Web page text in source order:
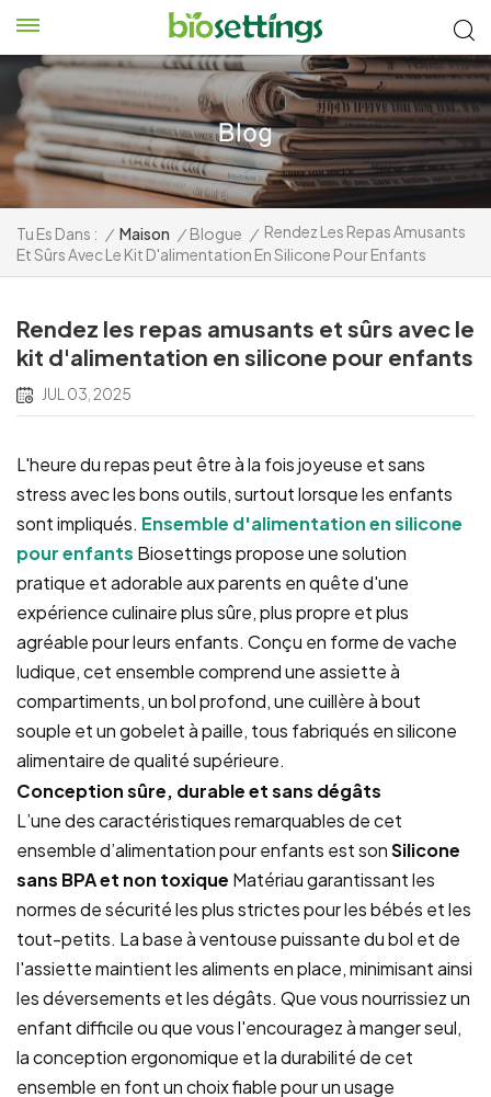
Tu Es Dans : / Maison / Blogue / Rendez Les Repas Amusants
Et Sûrs Avec Le Kit D'alimentation En Silicone Pour Enfants
Rendez les repas amusants et sûrs avec le
kit d'alimentation en silicone pour enfants
JUL 03, 2025
L'heure du repas peut être à la fois joyeuse et sans
stress avec les bons outils, surtout lorsque les enfants
sont impliqués. Ensemble d'alimentation en silicone
pour enfants Biosettings propose une solution
pratique et adorable aux parents en quête d'une
expérience culinaire plus sûre, plus propre et plus
agréable pour leurs enfants. Conçu en forme de vache
ludique, cet ensemble comprend une assiette à
compartiments, un bol profond, une cuillère à bout
souple et un gobelet à paille, tous fabriqués en silicone
alimentaire de qualité supérieure.
Conception sûre, durable et sans dégâts
L’une des caractéristiques remarquables de cet
ensemble d’alimentation pour enfants est sonSilicone
sans BPA et non toxique Matériau garantissant les
normes de sécurité les plus strictes pour les bébés et les
tout-petits. La base à ventouse puissante du bol et de
l'assiette maintient les aliments en place, minimisant ainsi
les déversements et les dégâts. Que vous nourrissiez un
enfant difficile ou que vous l'encouragez à manger seul,
la conception ergonomique et la durabilité de cet
ensemble en font un choix fiable pour un usage